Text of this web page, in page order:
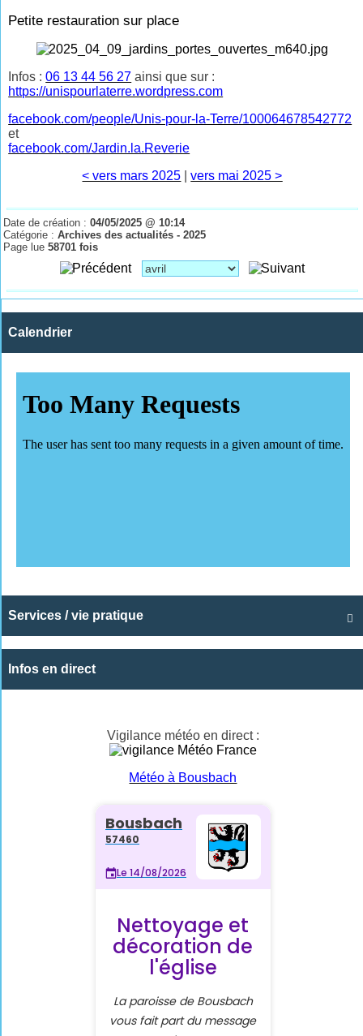
Petite restauration sur place
Infos :06 13 44 56 27 ainsi que sur :
https://unispourlaterre.wordpress.com
facebook.com/people/Unis-pour-la-Terre/100064678542772
et
facebook.com/Jardin.la.Reverie
< vers mars 2025 |vers mai 2025 >
Date de création :04/05/2025 @ 10:14
Catégorie :Archives des actualités - 2025
Page lue58701 fois
Calendrier

Services / vie pratique
Infos en direct
Vigilance météo en direct :
Météo à Bousbach